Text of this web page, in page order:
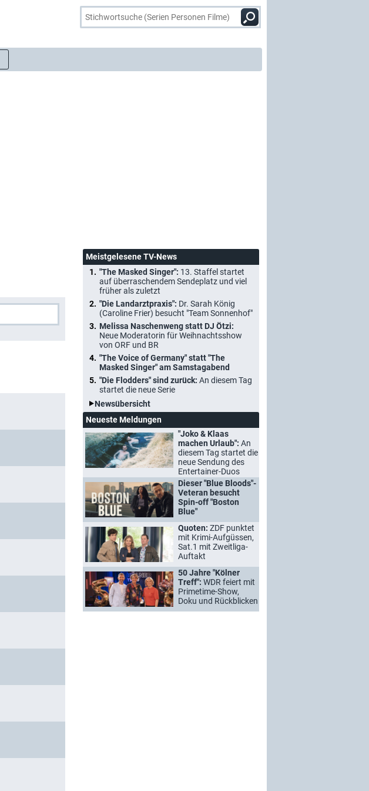
Meistgelesene TV-News
"The Masked Singer": 13. Staffel startet
auf überraschendem Sendeplatz und viel
früher als zuletzt
"Die Landarztpraxis": Dr. Sarah König
(Caroline Frier) besucht "Team Sonnenhof"
Melissa Naschenweng statt DJ Ötzi:
Neue Moderatorin für Weihnachtsshow
von ORF und BR
"The Voice of Germany" statt "The
Masked Singer" am Samstagabend
"Die Flodders" sind zurück: An diesem Tag
startet die neue Serie
Newsübersicht
Neueste Meldungen
"Joko & Klaas
machen Urlaub": An
diesem Tag startet die
neue Sendung des
Entertainer-Duos
Dieser "Blue Bloods"-
Veteran besucht
Spin-off "Boston
Blue"
Quoten: ZDF punktet
mit Krimi-Aufgüssen,
Sat.1 mit Zweitliga-
Auftakt
50 Jahre "Kölner
Treff": WDR feiert mit
Primetime-Show,
Doku und Rückblicken